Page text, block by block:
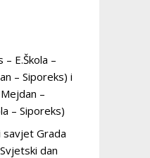
– E.Škola –
– Siporeks) i
–
– Siporeks)
Grada
dan